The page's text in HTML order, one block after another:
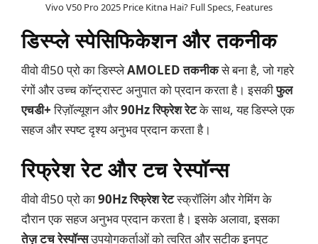
Vivo V50 Pro 2025 Price Kitna Hai? Full Specs, Features
डिस्प्ले स्पेसिफिकेशन और तकनीक
वीवो वी50 प्रो का डिस्प्लेAMOLED तकनीकसे बना है, जो गहरे
रंगों और उच्च कॉन्ट्रास्ट अनुपात को प्रदान करता है। इसकीफुल
एचडी+रिज़ॉल्यूशन और90Hz रिफ्रेश रेटके साथ, यह डिस्प्ले एक
सहज और स्पष्ट दृश्य अनुभव प्रदान करता है।
रिफ्रेश रेट और टच रेस्पॉन्स
वीवो वी50 प्रो का90Hz रिफ्रेश रेटस्क्रॉलिंग और गेमिंग के
दौरान एक सहज अनुभव प्रदान करता है। इसके अलावा, इसका
तेज़ टच रेस्पॉन्सउपयोगकर्ताओं को त्वरित और सटीक इनपुट